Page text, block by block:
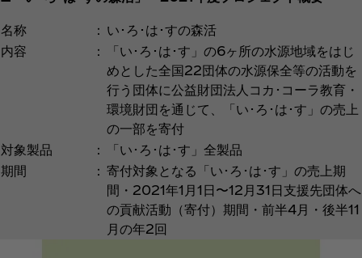
名称 ： い･ろ･は･すの森活
内容
：
「い･ろ･は･す」の6ヶ所の水源地域をはじ
めとした全国22団体の水源保全等の活動を
行う団体に公益財団法人コカ･コーラ教育・
環境財団を通じて、「い･ろ･は･す」の売上
の一部を寄付
対象製品
：
「い･ろ･は･す」全製品
期間
： 寄付対象となる「い･ろ･は･す」の売上期
間・2021年1月1日〜12月31日支援先団体へ
の貢献活動（寄付）期間・前半4月・後半11
月の年2回